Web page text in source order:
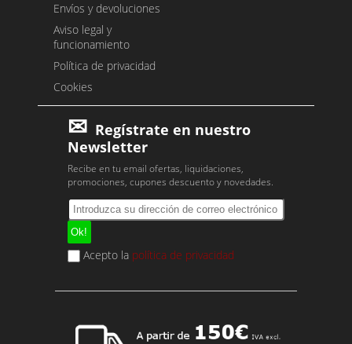
Envíos y devoluciones
Aviso legal y
funcionamiento
Política de privacidad
Cookies
Regístrate en nuestro
Newsletter
Recibe en tu email ofertas, liquidaciones,
promociones, cupones descuento y novedades.
Acepto la política de privacidad